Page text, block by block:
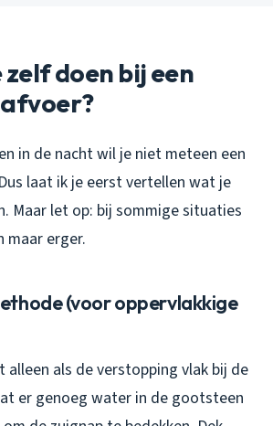
zelf doen bij een
in de nacht wil je niet meteen een
laat ik je eerst vertellen wat je
Maar let op: bij sommige situaties
maar erger.
(voor oppervlakkige
alleen als de verstopping vlak bij de
er genoeg water in de gootsteen